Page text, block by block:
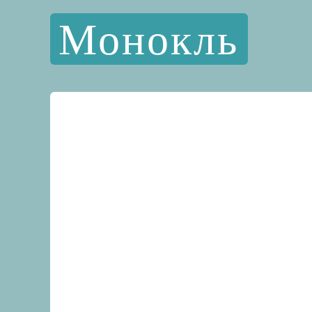
Монокль